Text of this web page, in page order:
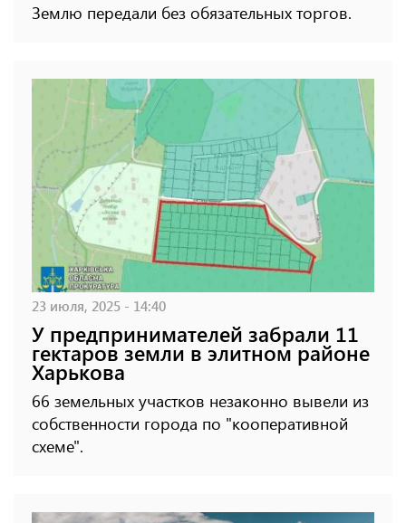
Землю передали без обязательных торгов.
23 июля, 2025 - 14:40
У предпринимателей забрали 11
гектаров земли в элитном районе
Харькова
66 земельных участков незаконно вывели из
собственности города по "кооперативной
схеме".